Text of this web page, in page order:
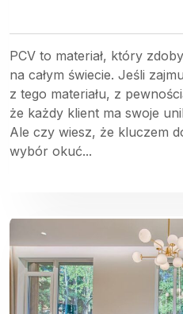
PCV to materiał, który
na całym świecie. Jeśli
z tego materiału, z
że każdy klient ma swoje
Ale czy wiesz, że kluczem
wybór okuć...